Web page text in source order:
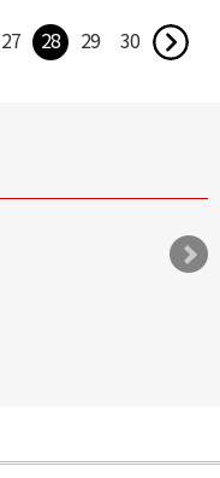
27 28 29 30